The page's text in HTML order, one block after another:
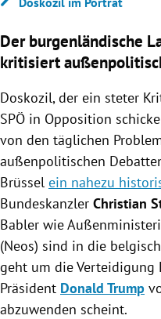
Der burgenländische
kritisiert
Doskozil, der ein steter
SPÖ in Opposition
von den täglichen
außenpolitischen
Brüssel ein nahezu
Bundeskanzler Christian
Babler wie
(Neos) sind in die
geht um die Verteidigung
Präsident Donald Trump
abzuwenden scheint.